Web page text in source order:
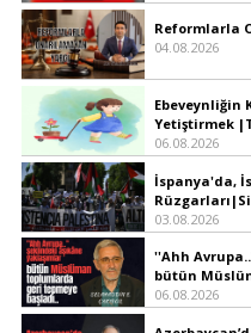
Reformlarla
04.08.2026
Ebeveynliğin
Yetiştirmek
06.08.2026
İspanya'da,
03.08.2026
''Ahh
bütün
06.08.2026